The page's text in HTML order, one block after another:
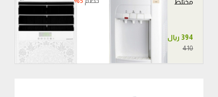
مختلط
394 ريال
410